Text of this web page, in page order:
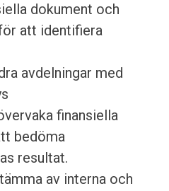
dokument och
att identifiera
avdelningar med
finansiella
bedöma
resultat.
av interna och